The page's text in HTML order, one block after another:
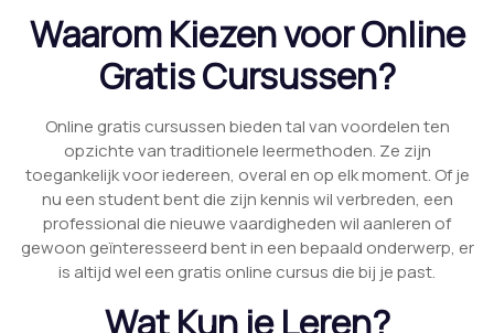
Waarom Kiezen voor Online
Gratis Cursussen?
Online gratis cursussen bieden tal van voordelen ten
opzichte van traditionele leermethoden. Ze zijn
toegankelijk voor iedereen, overal en op elk moment. Of je
nu een student bent die zijn kennis wil verbreden, een
professional die nieuwe vaardigheden wil aanleren of
gewoon geïnteresseerd bent in een bepaald onderwerp, er
is altijd wel een gratis online cursus die bij je past.
Wat Kun je Leren?